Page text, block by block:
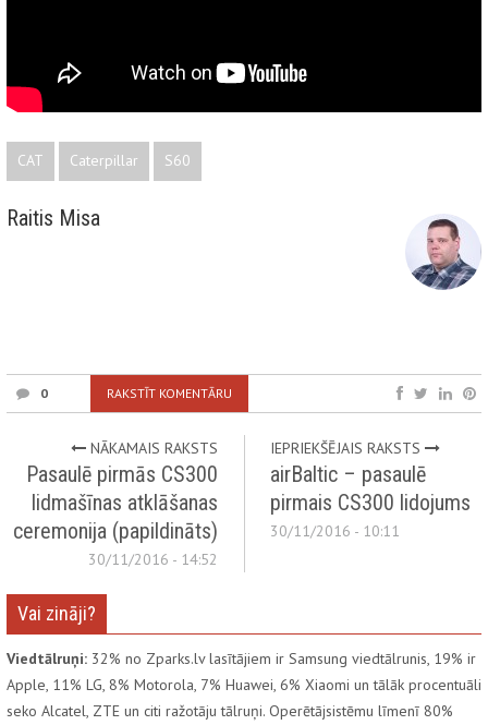
CAT Caterpillar S60
Raitis Misa
0 RAKSTĪT KOMENTĀRU
NĀKAMAIS RAKSTS
Pasaulē pirmās CS300
lidmašīnas atklāšanas
ceremonija (papildināts)
30/11/2016 - 14:52
IEPRIEKŠĒJAIS RAKSTS
airBaltic – pasaulē
pirmais CS300 lidojums
30/11/2016 - 10:11
Vai zināji?
Viedtālruņi: 32% no Zparks.lv lasītājiem ir Samsung viedtālrunis, 19% ir
Apple, 11% LG, 8% Motorola, 7% Huawei, 6% Xiaomi un tālāk procentuāli
seko Alcatel, ZTE un citi ražotāju tālruņi. Operētājsistēmu līmenī 80%